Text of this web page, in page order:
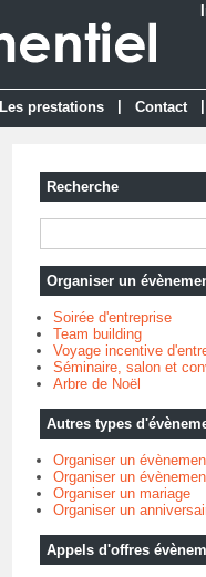
Les prestations Contact
Recherche
Organiser un
Soirée d'entreprise
Team building
Voyage incentive
Séminaire, salon et
Arbre de Noël
Autres types
Organiser un
Organiser un
Organiser un mariage
Organiser un
Appels d'offres